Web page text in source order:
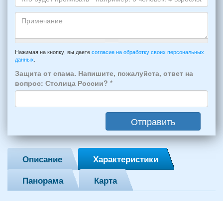
отдыха:
прибытия
отъезда
из
Феодосии:
*
Кто
будет
-
например:
6
человек:
4
взрослых
и
2
детей
(возраст
и
Примечание
Нажимая на кнопку, вы даете согласие на обработку своих персональных
данных
Защита от спама. Напишите, пожалуйста, ответ на
вопрос: Столица России? *
Отправить
Описание
Характеристики
Панорама
Карта